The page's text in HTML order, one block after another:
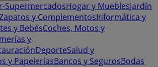
SupermercadosHogar y MueblesJardín
y ComplementosInformática y
y BebésCoches, Motos y
y
DeporteSalud y
y PapeleríasBancos y SegurosBodas